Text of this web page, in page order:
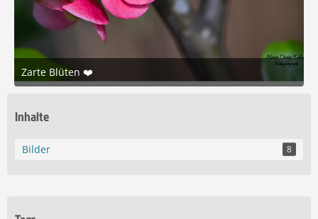
Zarte Blüten ❤️
13. Juni 2026 um 20:48
Inhalte
Bilder 8